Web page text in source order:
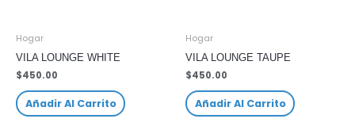
Hogar
VILA LOUNGE WHITE
$450.00
Añadir Al Carrito
Hogar
VILA LOUNGE TAUPE
$450.00
Añadir Al Carrito